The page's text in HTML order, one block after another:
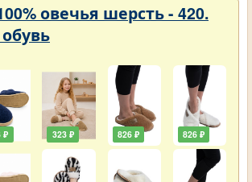
овечья шерсть - 420.
₽ 323 ₽ 826 ₽ 826 ₽